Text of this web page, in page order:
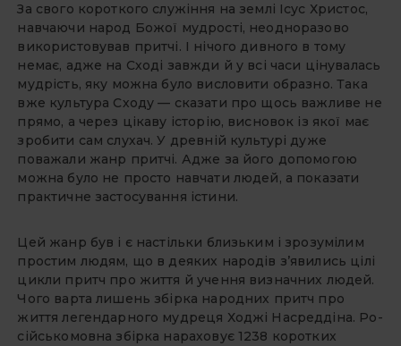
За свого короткого служіння на землі Ісус Христос,
навчаючи народ Божої мудрості, неодноразово
вико­ристовував притчі. І нічого дивного в тому
немає, адже на Сході завжди й у всі часи цінувалась
мудрість, яку мож­на було висловити образно. Така
вже культура Сходу — сказати про щось важливе не
прямо, а через цікаву іс­торію, висновок із якої має
зробити сам слухач. У древній культурі дуже
поважали жанр притчі. Адже за його допомогою
можна було не просто на­вчати людей, а показати
практичне застосування істини.
Цей жанр був і є настільки близь­ким і зрозумілим
простим людям, що в деяких народів з’явились цілі
цикли притч про життя й учення визначних людей.
Чого варта лишень збірка на­родних притч про
життя легендар­ного мудреця Ходжі Насреддіна. Ро­
сійськомовна збірка нараховує 1238 коротких